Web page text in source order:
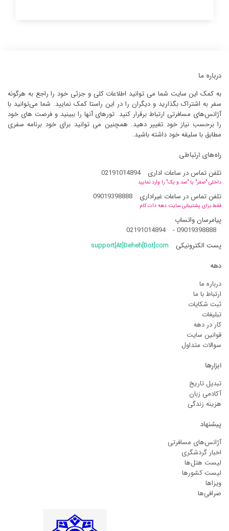
درباره ما
به کمک این سایت شما می توانید اطلاعات کلی و جزئی خود را راجع به هرگونه
سفر به اشتراک بگذارید و دیگران را در این راستا کمک نمایید. شما می‌توانید با
آژانس‌های مسافرتی ارتباط برقرار کنید. تورهای آنها را ببینید و فرصت های خود
را برحسب نیاز خود تغییر دهید. همچنین می توانید برای خود برنامه سفری
مطابق با سلیقه خود داشته باشید.
راه‌های ارتباطی
تلفن تماس در ساعات اداری
02191014894
داخلی "صفر" یا "صد و یک" را وارد نمایید
تلفن تماس در ساعات غیراداری 09019398888
فقط برای پشتیبانی سایت دهه دات کام
پیامرسان واتساپ
09019398888
-
02191014894
پست الکترونیکی
support[At]Deheh[Dot]com
دهه
درباره ما
ارتباط با ما
ثبت شکایات
تبلیغات
کار در دهه
قوانین سایت
سوالات متداول
ابزارها
تبدیل تاریخ
آکادمی زبان
هزینه زندگی
پیشنهاد
آژانس‌های مسافرتی
اخبار گردشگری
لیست هتل‌ها
لیست کشورها
ویزاها
صرافی‌ها